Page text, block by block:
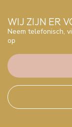
WIJ ZIJN ER
Neem telefonisch,
op